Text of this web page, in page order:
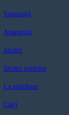
Siguranță
Aparatură
Jucării
Jucării exterior
La plimbare
Cărți